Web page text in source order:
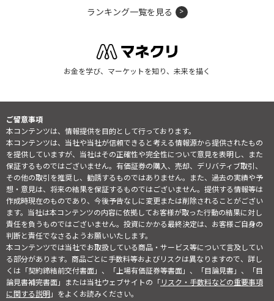
ランキング一覧を見る
お金を学び、マーケットを知り、未来を描く
ご留意事項
本コンテンツは、情報提供を目的として行っております。
本コンテンツは、当社や当社が信頼できると考える情報源から提供されたもの
を提供していますが、当社はその正確性や完全性について意見を表明し、また
保証するものではございません。有価証券の購入、売却、デリバティブ取引、
その他の取引を推奨し、勧誘するものではありません。また、過去の実績や予
想・意見は、将来の結果を保証するものではございません。提供する情報等は
作成時現在のものであり、今後予告なしに変更または削除されることがござい
ます。当社は本コンテンツの内容に依拠してお客様が取った行動の結果に対し
責任を負うものではございません。投資にかかる最終決定は、お客様ご自身の
判断と責任でなさるようお願いいたします。
本コンテンツでは当社でお取扱している商品・サービス等について言及してい
る部分があります。商品ごとに手数料等およびリスクは異なりますので、詳し
くは「契約締結前交付書面」、「上場有価証券等書面」、「目論見書」、「目
論見書補完書面」または当社ウェブサイトの「リスク・手数料などの重要事項
に関する説明」をよくお読みください。